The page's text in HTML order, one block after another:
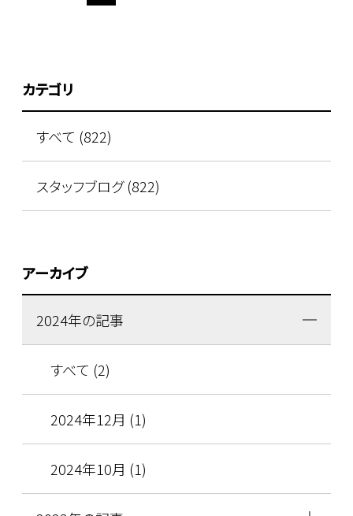
カテゴリ
すべて (822)
スタッフブログ (822)
アーカイブ
2024年の記事
すべて (2)
2024年12月 (1)
2024年10月 (1)